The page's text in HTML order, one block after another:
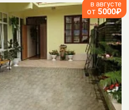
в августе
от 5000₽